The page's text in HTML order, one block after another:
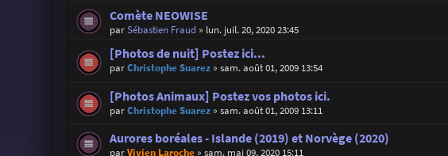
Comète NEOWISE
parSébastien Fraud» lun. juil. 20, 2020 23:45
[Photos de nuit] Postez ici...
parChristophe Suarez» sam. août 01, 2009 13:54
[Photos Animaux] Postez vos photos ici.
parChristophe Suarez» sam. août 01, 2009 13:11
Aurores boréales - Islande (2019) et Norvège (2020)
parVivien Laroche» sam. mai 09, 2020 15:11